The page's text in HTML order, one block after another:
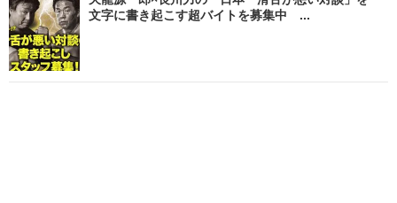
文字に書き起こす超バイトを募集中 ...